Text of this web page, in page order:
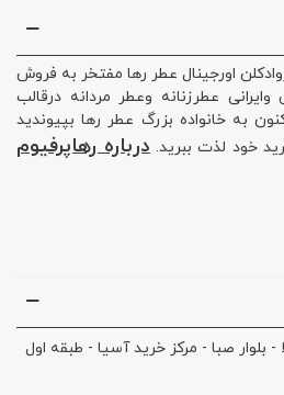
اورجینال عطر رها مفتخر به فروش
عطرزنانه وعطر مردانه درقالب
به خانواده بزرگ عطر رها بپیوندید
خود لذت ببرید. درباره رهاپرفیوم
- بلوار صبا - مرکز خرید آسیا - طبقه اول